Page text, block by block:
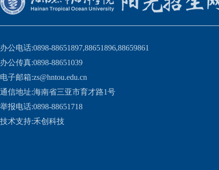
办公电话:0898-88651897,88651896,88659861
办公传真:0898-88651039
电子邮箱:zs@hntou.edu.cn
通信地址:海南省三亚市育才路1号
举报电话:0898-88651718
技术支持:禾创科技